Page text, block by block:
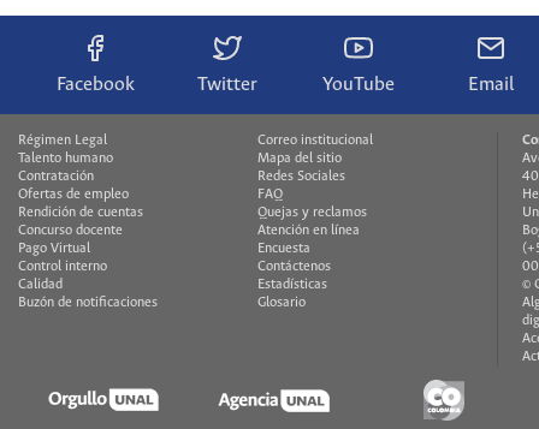
Facebook Twitter YouTube Email
Régimen Legal
Talento humano
Contratación
Ofertas de empleo
Rendición de cuentas
Concurso docente
Pago Virtual
Control interno
Calidad
Buzón de notificaciones
Correo institucional
Mapa del sitio
Redes Sociales
FAQ
Quejas y reclamos
Atención en línea
Encuesta
Contáctenos
Estadísticas
Glosario
©